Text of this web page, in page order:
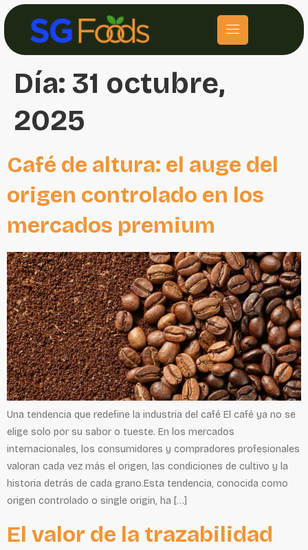
Día: 31 octubre,
2025
Café de altura: el auge del
origen controlado en los
mercados premium
Una tendencia que redefine la industria del café El café ya no se
elige solo por su sabor o tueste. En los mercados
internacionales, los consumidores y compradores profesionales
valoran cada vez más el origen, las condiciones de cultivo y la
historia detrás de cada grano.Esta tendencia, conocida como
origen controlado o single origin, ha […]
El valor de la trazabilidad